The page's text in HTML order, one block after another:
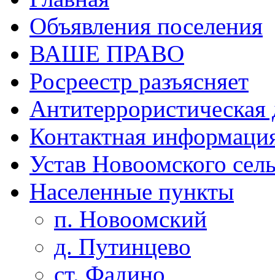
Объявления поселения
ВАШЕ ПРАВО
Росреестр разъясняет
Антитеррористическая
Контактная
Устав Новоомского
Населенные пункты
п. Новоомский
д. Путинцево
ст. Фадино